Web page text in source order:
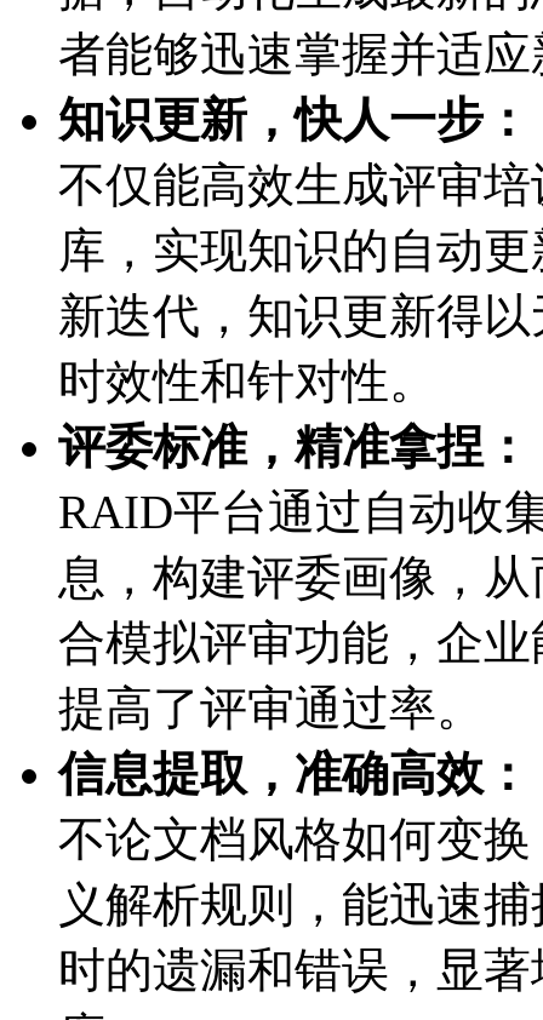
者能够迅速掌握并适
知识更新，快人一步：
不仅能高效生成评审培
库，实现知识的自动
新迭代，知识更新得
时效性和针对性。
评委标准，精准拿捏：
RAID平台通过自动收
息，构建评委画像
合模拟评审功能，企
提高了评审通过率。
信息提取，准确高效：
不论文档风格如何变换
义解析规则，能迅速
时的遗漏和错误，